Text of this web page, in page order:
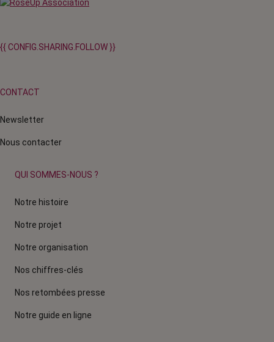
{{ CONFIG.SHARING.FOLLOW }}
CONTACT
Newsletter
Nous contacter
QUI SOMMES-NOUS ?
Notre histoire
Notre projet
Notre organisation
Nos chiffres-clés
Nos retombées presse
Notre guide en ligne